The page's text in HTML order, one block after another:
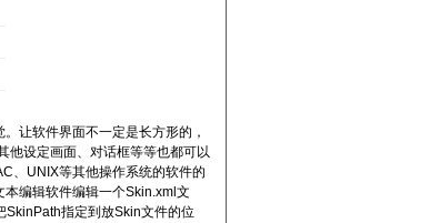
让软件界面不一定是长方形的，
他设定画面、对话框等等也都可以
、UNIX等其他操作系统的软件的
编辑软件编辑一个Skin.xml文
指定到放Skin文件的位